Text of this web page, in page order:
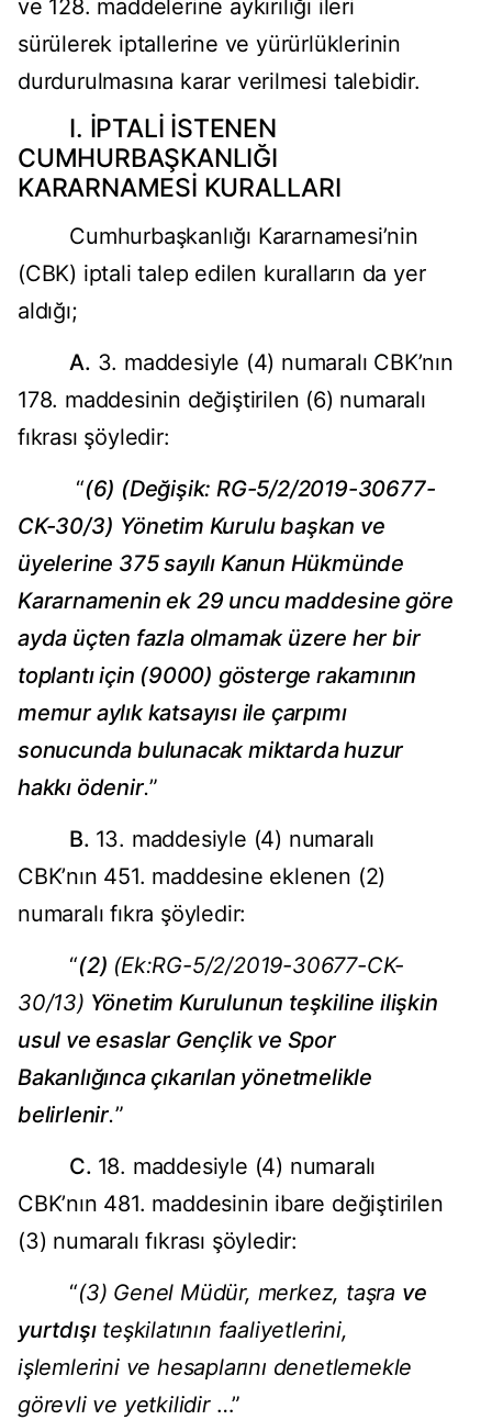
ve 128. maddelerine aykırılığı ileri
sürülerek iptallerine ve yürürlüklerinin
durdurulmasına karar verilmesi talebidir.
I. İPTALİ İSTENEN
CUMHURBAŞKANLIĞI
KARARNAMESİ KURALLARI
Cumhurbaşkanlığı Kararnamesi’nin
(CBK) iptali talep edilen kuralların da yer
aldığı;
A. 3. maddesiyle (4) numaralı CBK’nın
178. maddesinin değiştirilen (6) numaralı
fıkrası şöyledir:
“(6) (Değişik: RG-5/2/2019-30677-
CK-30/3) Yönetim Kurulu başkan ve
üyelerine 375 sayılı Kanun Hükmünde
Kararnamenin ek 29 uncu maddesine göre
ayda üçten fazla olmamak üzere her bir
toplantı için (9000) gösterge rakamının
memur aylık katsayısı ile çarpımı
sonucunda bulunacak miktarda huzur
hakkı ödenir.”
B. 13. maddesiyle (4) numaralı
CBK’nın 451. maddesine eklenen (2)
numaralı fıkra şöyledir:
“(2) (Ek:RG-5/2/2019-30677-CK-
30/13) Yönetim Kurulunun teşkiline ilişkin
usul ve esaslar Gençlik ve Spor
Bakanlığınca çıkarılan yönetmelikle
belirlenir.”
C. 18. maddesiyle (4) numaralı
CBK’nın 481. maddesinin ibare değiştirilen
(3) numaralı fıkrası şöyledir:
“(3) Genel Müdür, merkez, taşra ve
yurtdışıteşkilatının faaliyetlerini,
işlemlerini ve hesaplarını denetlemekle
görevli ve yetkilidir…”